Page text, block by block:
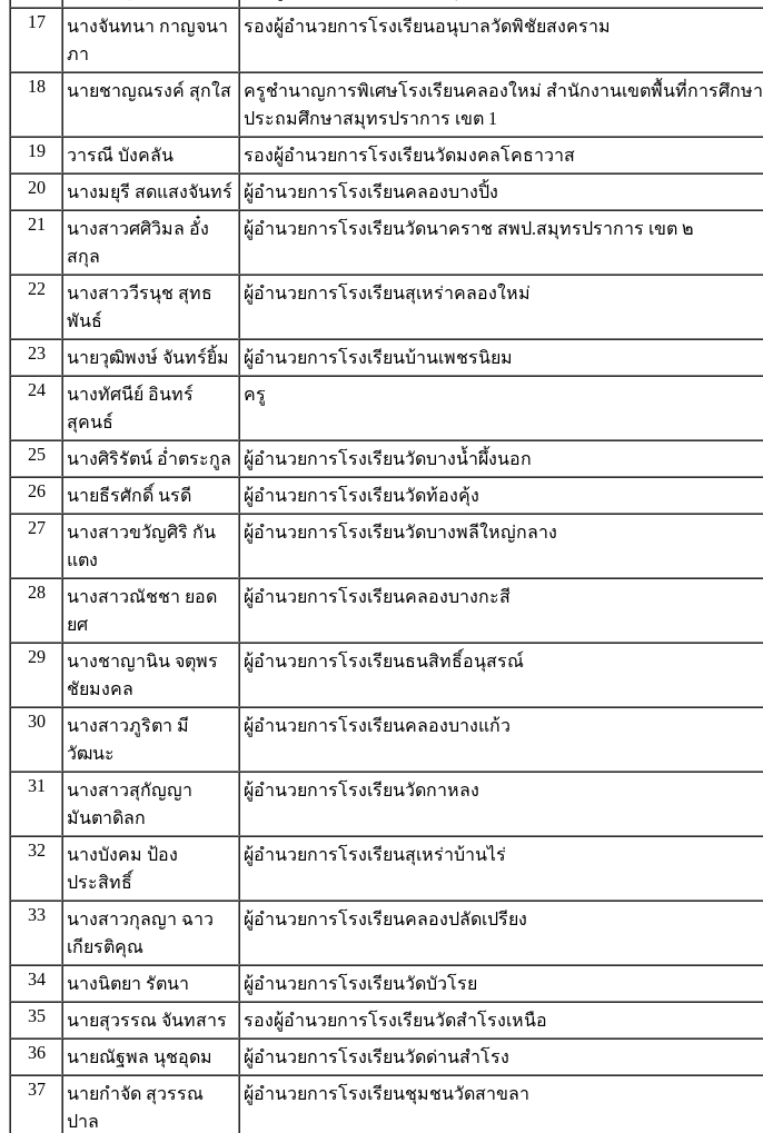
17
นางจันทนา กาญจนา
ภา
รองผู้อำนวยการโรงเรียนอนุบาลวัดพิชัยสงคราม
18 นายชาญณรงค์ สุกใส
ครูชำนาญการพิเศษโรงเรียนคลองใหม่ สํานักงานเขตพื้นที่การศึกษา
ประถมศึกษาสมุทรปราการ เขต 1
19 วารณี บังคลัน รองผู้อำนวยการโรงเรียนวัดมงคลโคธาวาส
20
นางมยุรี สดแสงจันทร์ ผู้อำนวยการโรงเรียนคลองบางปิ้ง
21
นางสาวศศิวิมล อั๋ง
สกุล
ผู้อำนวยการโรงเรียนวัดนาคราช สพป.สมุทรปราการ เขต ๒
22
นางสาววีรนุช สุทธ
พันธ์
ผู้อำนวยการโรงเรียนสุเหร่าคลองใหม่
23 นายวุฒิพงษ์ จันทร์ยิ้ม ผู้อำนวยการโรงเรียนบ้านเพชรนิยม
24
นางทัศนีย์ อินทร์
สุคนธ์
ครู
25 นางศิริรัตน์ อ่ำตระกูล ผู้อํานวยการโรงเรียนวัดบางน้ำผึ้งนอก
26
นายธีรศักดิ์ นรดี ผู้อํานวยการโรงเรียนวัดท้องคุ้ง
27
นางสาวขวัญศิริ กัน
แตง
ผู้อํานวยการโรงเรียนวัดบางพลีใหญ่กลาง
28
นางสาวณัชชา ยอด
ยศ
ผู้อํานวยการโรงเรียนคลองบางกะสี
29
นางชาญานิน จตุพร
ชัยมงคล
ผู้อํานวยการโรงเรียนธนสิทธิ์อนุสรณ์
30
นางสาวภูริตา มี
วัฒนะ
ผู้อํานวยการโรงเรียนคลองบางแก้ว
31
นางสาวสุกัญญา
มันตาดิลก
ผู้อํานวยการโรงเรียนวัดกาหลง
32
นางบังคม ป้อง
ประสิทธิ์
ผู้อํานวยการโรงเรียนสุเหร่าบ้านไร่
33
นางสาวกุลญา ฉาว
เกียรติคุณ
ผู้อํานวยการโรงเรียนคลองปลัดเปรียง
34 นางนิตยา รัตนา ผู้อํานวยการโรงเรียนวัดบัวโรย
35
นายสุวรรณ จันทสาร รองผู้อำนวยการโรงเรียนวัดสำโรงเหนือ
36
นายณัฐพล นุชอุดม ผู้อำนวยการโรงเรียนวัดด่านสำโรง
37
นายกำจัด สุวรรณ
ปาล
ผู้อำนวยการโรงเรียนชุมชนวัดสาขลา